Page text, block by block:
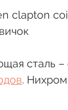
clapton
.